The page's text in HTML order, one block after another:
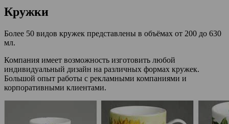
Кружки
Более 50 видов кружек представлены в объёмах от 200 до 630
мл.
Компания имеет возможность изготовить любой
индивидуальный дизайн на различных формах кружек.
Большой опыт работы с рекламными компаниями и
корпоративными клиентами.